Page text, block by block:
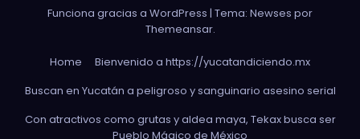
Funciona gracias a WordPress | Tema: Newses por
Themeansar.
Home
Bienvenido a https://yucatandiciendo.mx
Buscan en Yucatán a peligroso y sanguinario asesino serial
Con atractivos como grutas y aldea maya, Tekax busca ser
Pueblo Mágico de México